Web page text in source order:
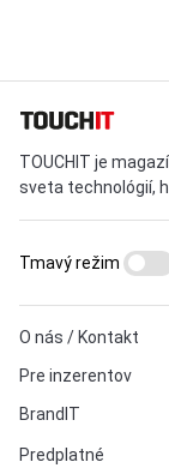
TOUCHIT je
sveta technológií,
O nás / Kontakt
Pre inzerentov
BrandIT
Predplatné
Tmavý režim